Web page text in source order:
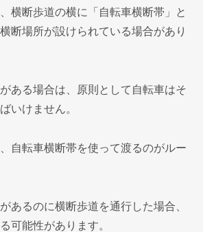
横断歩道の横に「自転車横断帯」と
断場所が設けられている場合があり
ある場合は、原則として自転車はそ
いけません。
自転車横断帯を使って渡るのがルー
あるのに横断歩道を通行した場合、
可能性があります。